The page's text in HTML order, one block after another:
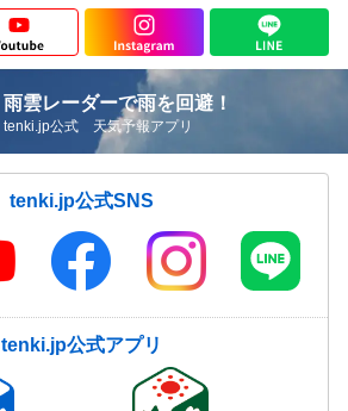
雨雲レーダーで雨を回避！
tenki.jp公式 天気予報アプリ
tenki.jp公式SNS
tenki.jp公式アプリ